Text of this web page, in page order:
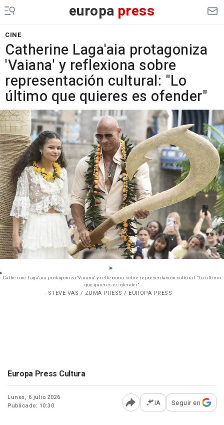
europa press
CINE
Catherine Laga'aia protagoniza
'Vaiana' y reflexiona sobre
representación cultural: "Lo
último que quieres es ofender"
Catherine Laga'aia protagoniza 'Vaiana' y reflexiona sobre representación cultural: "Lo último
que quieres es ofender"
- STEVE VAS / ZUMA PRESS / EUROPA PRESS
Europa Press Cultura
Lunes, 6 julio 2026
Publicado: 10:30
Abrir opciones para
IA Seguir en